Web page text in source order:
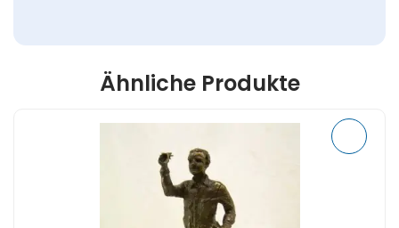
Ähnliche Produkte